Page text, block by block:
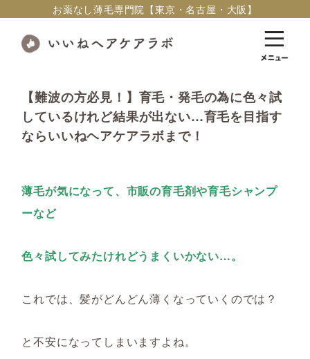
お薬なし薄毛専門院【東京・名古屋・大阪】
【難波の方必見！】育毛・発毛の為に色々試
しているけれど結果が出ない…育毛を目指す
ならいいねヘアケアラボまで！
薄毛が気になって、市販の育毛剤や育毛シャンプ
ーなど
色々試してみたけれどうまくいかない…。
これでは、髪がどんどん薄くなっていくのでは？
と不安になってしまいますよね。